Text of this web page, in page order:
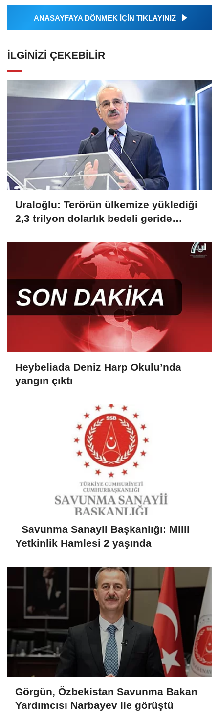
ANASAYFAYA DÖNMEK İÇİN TIKLAYINIZ
İLGINIZI ÇEKEBILIR
Uraloğlu: Terörün ülkemize yüklediği
2,3 trilyon dolarlık bedeli geride
Heybeliada Deniz Harp Okulu’nda
yangın çıktı
Savunma Sanayii Başkanlığı: Milli
Yetkinlik Hamlesi 2 yaşında
Görgün, Özbekistan Savunma Bakan
Yardımcısı Narbayev ile görüştü